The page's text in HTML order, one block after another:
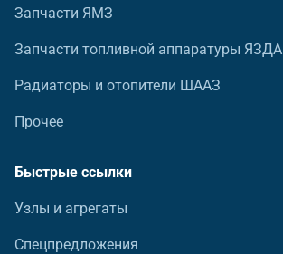
Запчасти ЯМЗ
Запчасти топливной аппаратуры ЯЗДА
Радиаторы и отопители ШААЗ
Прочее
Быстрые ссылки
Узлы и агрегаты
Спецпредложения